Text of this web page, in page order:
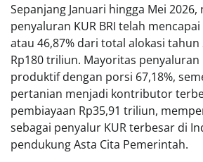
Sepanjang Januari hingga Mei 2026,
penyaluran KUR BRI telah
atau 46,87% dari total alokasi tahun
Rp180 triliun. Mayoritas
produktif dengan porsi 67,18%,
pertanian menjadi kontributor
pembiayaan Rp35,91 triliun,
sebagai penyalur KUR terbesar di
pendukung Asta Cita Pemerintah.